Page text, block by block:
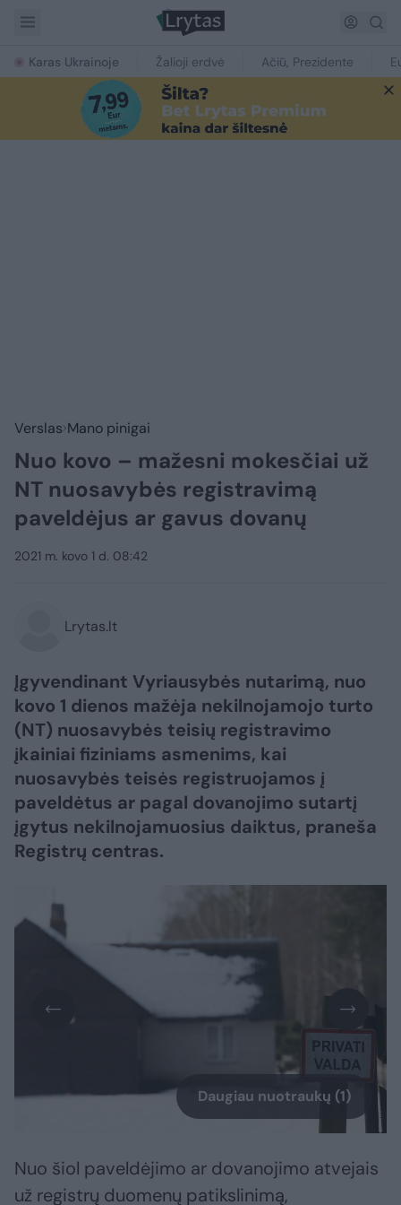
Karas Ukrainoje Žalioji erdvė Ačiū, Prezidente
Verslas Mano pinigai
Nuo kovo – mažesni mokesčiai už
NT nuosavybės registravimą
paveldėjus ar gavus dovanų
2021 m. kovo 1 d. 08:42
Lrytas.lt
Įgyvendinant Vyriausybės nutarimą, nuo
kovo 1 dienos mažėja nekilnojamojo turto
(NT) nuosavybės teisių registravimo
įkainiai fiziniams asmenims, kai
nuosavybės teisės registruojamos į
paveldėtus ar pagal dovanojimo sutartį
įgytus nekilnojamuosius daiktus, praneša
Registrų centras.
Daugiau nuotraukų (1)
Nuo šiol paveldėjimo ar dovanojimo atvejais
už registrų duomenų patikslinimą,